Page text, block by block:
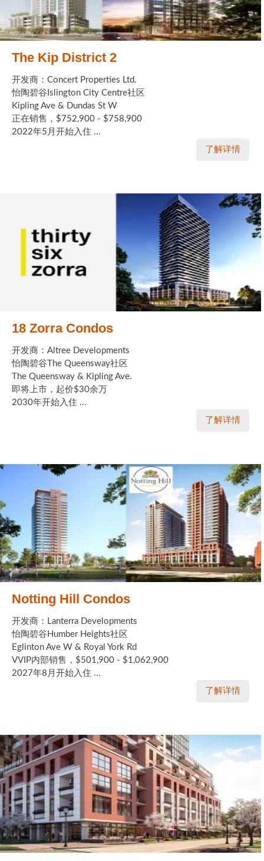
The Kip District 2
开发商：Concert Properties Ltd.
怡陶碧谷Islington City Centre社区
Kipling Ave & Dundas St W
正在销售，$752,900 - $758,900
2022年5月开始入住 ...
了解详情
18 Zorra Condos
开发商：Altree Developments
怡陶碧谷The Queensway社区
The Queensway & Kipling Ave.
即将上市，起价$30余万
2030年开始入住 ...
了解详情
Notting Hill Condos
开发商：Lanterra Developments
怡陶碧谷Humber Heights社区
Eglinton Ave W & Royal York Rd
VVIP内部销售，$501,900 - $1,062,900
2027年8月开始入住 ...
了解详情